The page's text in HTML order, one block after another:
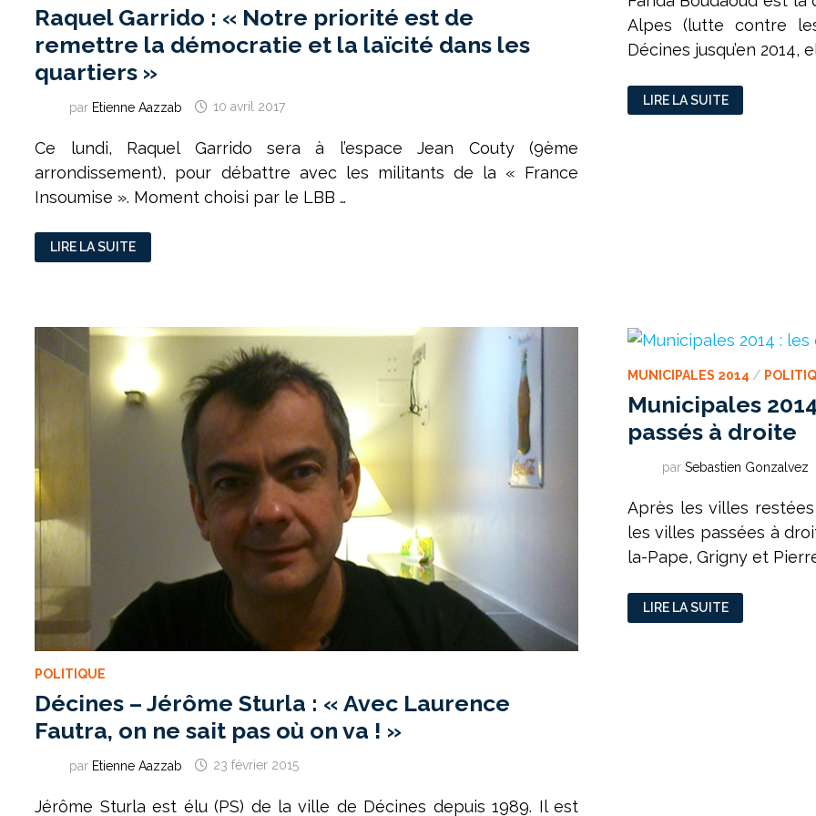
Raquel Garrido : « Notre priorité est de
remettre la démocratie et la laïcité dans les
quartiers »
par Etienne Aazzab 10 avril 2017
Ce lundi, Raquel Garrido sera à l’espace Jean Couty (9ème
arrondissement), pour débattre avec les militants de la « France
Insoumise ». Moment choisi par le LBB …
RAQUEL
GARRIDO :
« NOTRE
LA
DÉMOCRATIE
ET
LA
LAÏCITÉ
DANS
LES
QUARTIERS »
LIRE LA SUITE
Alpes (lutte contre
Décines jusqu’en 2014,
DÉCINES
—
FARIDA
LIRE LA SUITE
POLITIQUE
Décines – Jérôme Sturla : « Avec Laurence
Fautra, on ne sait pas où on va ! »
par Etienne Aazzab 23 février 2015
Jérôme Sturla est élu (PS) de la ville de Décines depuis 1989. Il est
MUNICIPALES 2014 /
Municipales
passés à droite
par Sebastien Gonzalvez
Après les villes restées
les villes passées à
la-Pape, Grigny et
MUNICIPALES
2014
:
LIRE LA SUITE